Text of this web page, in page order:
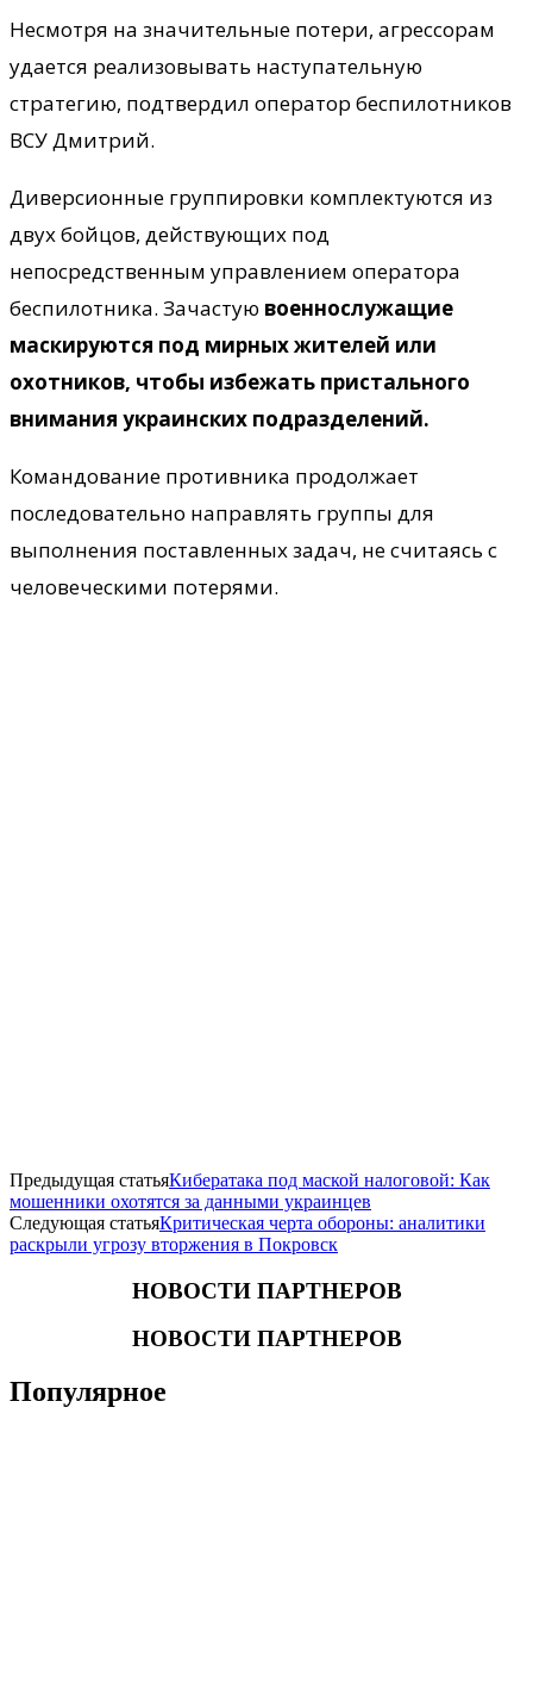
Несмотря на значительные потери, агрессорам
удается реализовывать наступательную
стратегию, подтвердил оператор беспилотников
ВСУ Дмитрий.
Диверсионные группировки комплектуются из
двух бойцов, действующих под
непосредственным управлением оператора
беспилотника. Зачастую военнослужащие
маскируются под мирных жителей или
охотников, чтобы избежать пристального
внимания украинских подразделений.
Командование противника продолжает
последовательно направлять группы для
выполнения поставленных задач, не считаясь с
человеческими потерями.
Предыдущая статьяКибератака под маской налоговой: Как
мошенники охотятся за данными украинцев
Следующая статьяКритическая черта обороны: аналитики
раскрыли угрозу вторжения в Покровск
НОВОСТИ ПАРТНЕРОВ
НОВОСТИ ПАРТНЕРОВ
Популярное